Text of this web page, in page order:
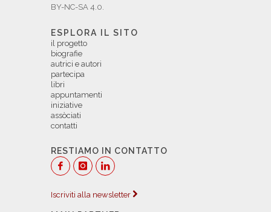
BY-NC-SA 4.0.
ESPLORA IL SITO
il progetto
biografie
autrici e autori
partecipa
libri
appuntamenti
iniziative
assòciati
contatti
RESTIAMO IN CONTATTO
Iscriviti alla newsletter